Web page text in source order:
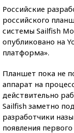
Российские
российского
системы Sailfish
опубликовано на
платформа».
Планшет пока не
аппарат на
действительно
Sailfish заметно
разработчики
появления